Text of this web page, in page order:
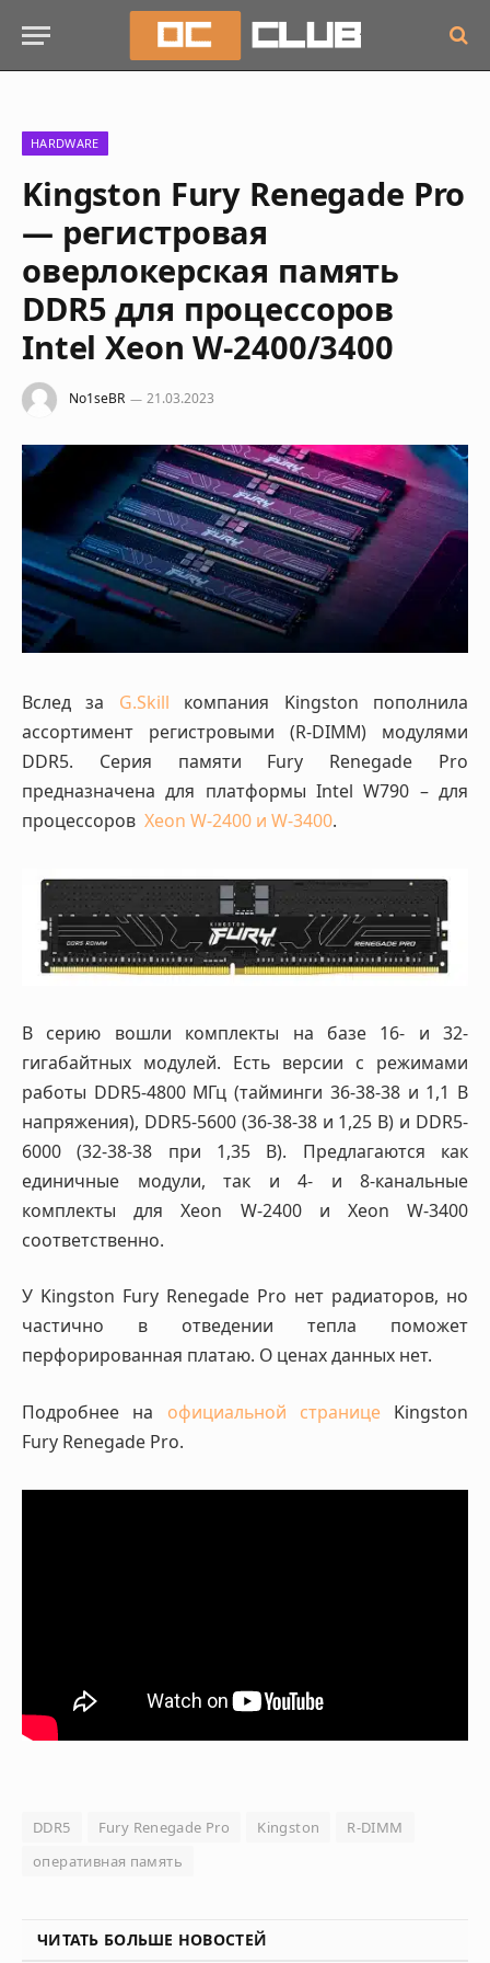
HARDWARE
Kingston Fury Renegade Pro
— регистровая
оверлокерская память
DDR5 для процессоров
Intel Xeon W-2400/3400
No1seBR 21.03.2023
Вслед за G.Skill компания Kingston пополнила
ассортимент регистровыми (R-DIMM) модулями
DDR5. Серия памяти Fury Renegade Pro
предназначена для платформы Intel W790 – для
процессоров Xeon W-2400 и W-3400.
В серию вошли комплекты на базе 16- и 32-
гигабайтных модулей. Есть версии с режимами
работы DDR5-4800 МГц (тайминги 36-38-38 и 1,1 В
напряжения), DDR5-5600 (36-38-38 и 1,25 В) и DDR5-
6000 (32-38-38 при 1,35 В). Предлагаются как
единичные модули, так и 4- и 8-канальные
комплекты для Xeon W-2400 и Xeon W-3400
соответственно.
У Kingston Fury Renegade Pro нет радиаторов, но
частично в отведении тепла поможет
перфорированная платаю. О ценах данных нет.
Подробнее на официальной страницеKingston
Fury Renegade Pro.
DDR5 Fury Renegade Pro Kingston
R-DIMM
оперативная память
ЧИТАТЬ БОЛЬШЕ НОВОСТЕЙ